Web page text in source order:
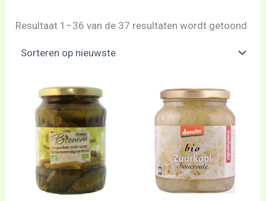
Resultaat 1–36 van de 37 resultaten wordt getoond